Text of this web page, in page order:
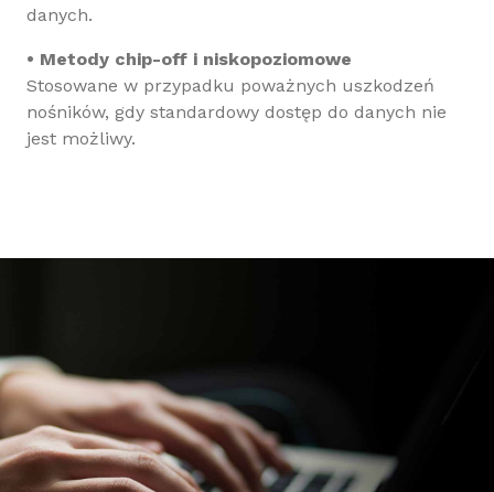
danych.
• Metody chip-off i niskopoziomowe
Stosowane w przypadku poważnych uszkodzeń
nośników, gdy standardowy dostęp do danych nie
jest możliwy.